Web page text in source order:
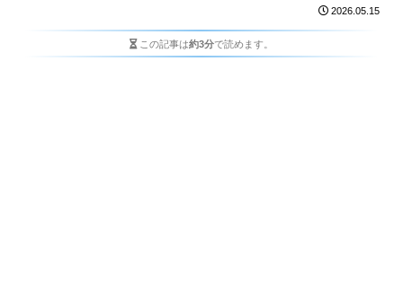
2026.05.15
この記事は約3分で読めます。